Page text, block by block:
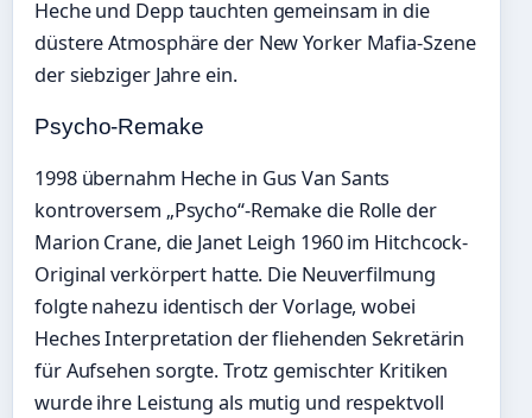
Heche und Depp tauchten gemeinsam in die
düstere Atmosphäre der New Yorker Mafia-Szene
der siebziger Jahre ein.
Psycho-Remake
1998 übernahm Heche in Gus Van Sants
kontroversem „Psycho“-Remake die Rolle der
Marion Crane, die Janet Leigh 1960 im Hitchcock-
Original verkörpert hatte. Die Neuverfilmung
folgte nahezu identisch der Vorlage, wobei
Heches Interpretation der fliehenden Sekretärin
für Aufsehen sorgte. Trotz gemischter Kritiken
wurde ihre Leistung als mutig und respektvoll